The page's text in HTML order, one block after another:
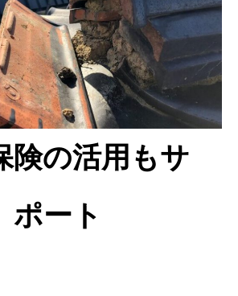
険の活用もサ
ポート